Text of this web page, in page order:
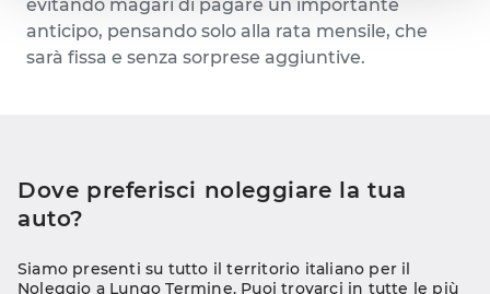
evitando magari di pagare un importante
anticipo, pensando solo alla rata mensile, che
sarà fissa e senza sorprese aggiuntive.
Dove preferisci noleggiare la tua
auto?
Siamo presenti su tutto il territorio italiano per il
Noleggio a Lungo Termine. Puoi trovarci in tutte le più